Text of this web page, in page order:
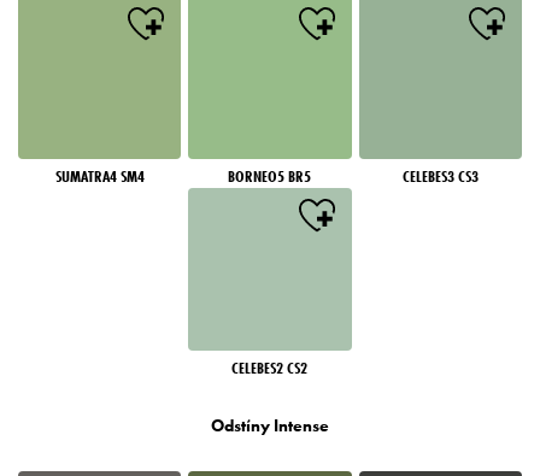
SUMATRA4 SM4 BORNEO5 BR5 CELEBES3 CS3
CELEBES2 CS2
Odstíny Intense